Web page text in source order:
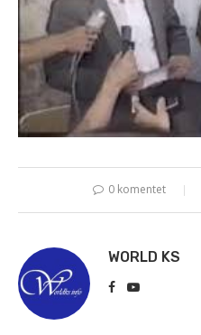
0 komentet
WORLD KS